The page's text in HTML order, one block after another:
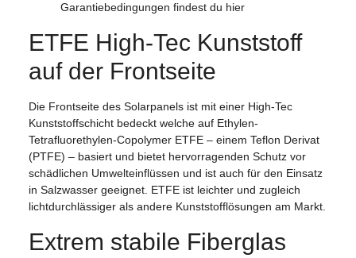
Garantiebedingungen findest du hier
ETFE High-Tec Kunststoff
auf der Frontseite
Die Frontseite des Solarpanels ist mit einer High-Tec
Kunststoffschicht bedeckt welche auf Ethylen-
Tetrafluorethylen-Copolymer ETFE – einem Teflon Derivat
(PTFE) – basiert und bietet hervorragenden Schutz vor
schädlichen Umwelteinflüssen und ist auch für den Einsatz
in Salzwasser geeignet. ETFE ist leichter und zugleich
lichtdurchlässiger als andere Kunststofflösungen am Markt.
Extrem stabile Fiberglas